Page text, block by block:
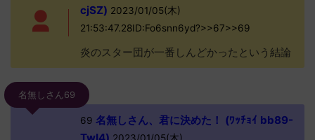
cjSZ) 2023/01/05(木)
21:53:47.28ID:Fo6snn6yd?>>67>>69
炎のスター団が一番しんどかったという結論
名無しさん69
69 名無しさん、君に決めた！ (ﾜｯﾁｮｲ bb89-